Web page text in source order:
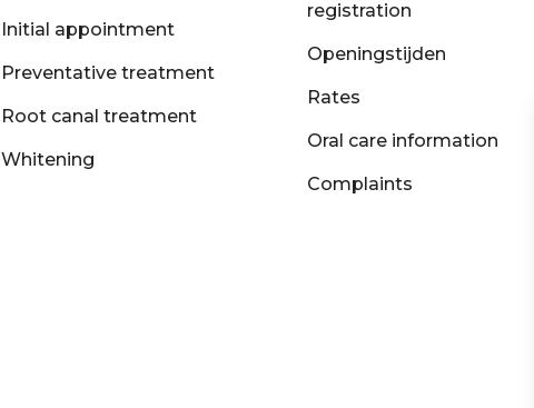
Initial appointment
Preventative treatment
Root canal treatment
Whitening
registration
Openingstijden
Rates
Oral care information
Complaints